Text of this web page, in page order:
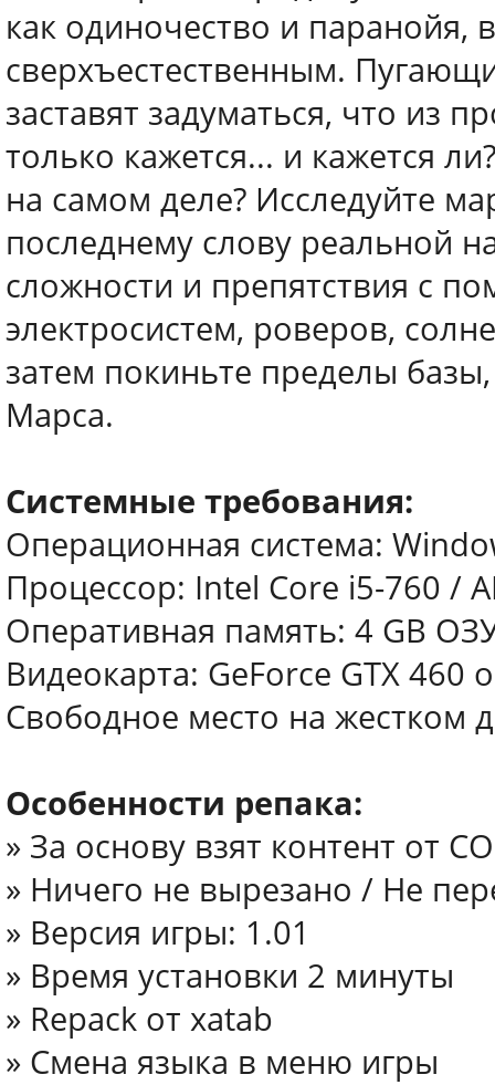
как одиночество и паранойя,
сверхъестественным.
заставят задуматься, что из
только кажется... и кажется
на самом деле? Исследуйте
последнему слову реальной
сложности и препятствия с
электросистем, роверов,
затем покиньте пределы
Марса.
Системные требования:
Операционная система:
Процессор: Intel Core i5-760 /
Оперативная память: 4 GB
Видеокарта: GeForce GTX 460
Свободное место на жестком
Особенности репака:
» За основу взят контент от
» Ничего не вырезано / Не
» Версия игры: 1.01
» Время установки 2 минуты
» Repack от xatab
» Смена языка в меню игры